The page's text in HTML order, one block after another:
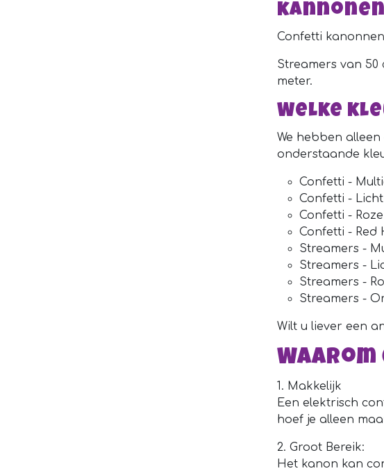
kannonen
Confetti
Streamers van 50
meter.
Welke
We hebben
onderstaande
Confetti -
Confetti -
Confetti -
Confetti - Red
Streamers -
Streamers -
Streamers -
Streamers -
Wilt u liever een
1. Makkelijk
Een elektrisch
hoef je alleen
2. Groot Bereik:
Het kanon kan